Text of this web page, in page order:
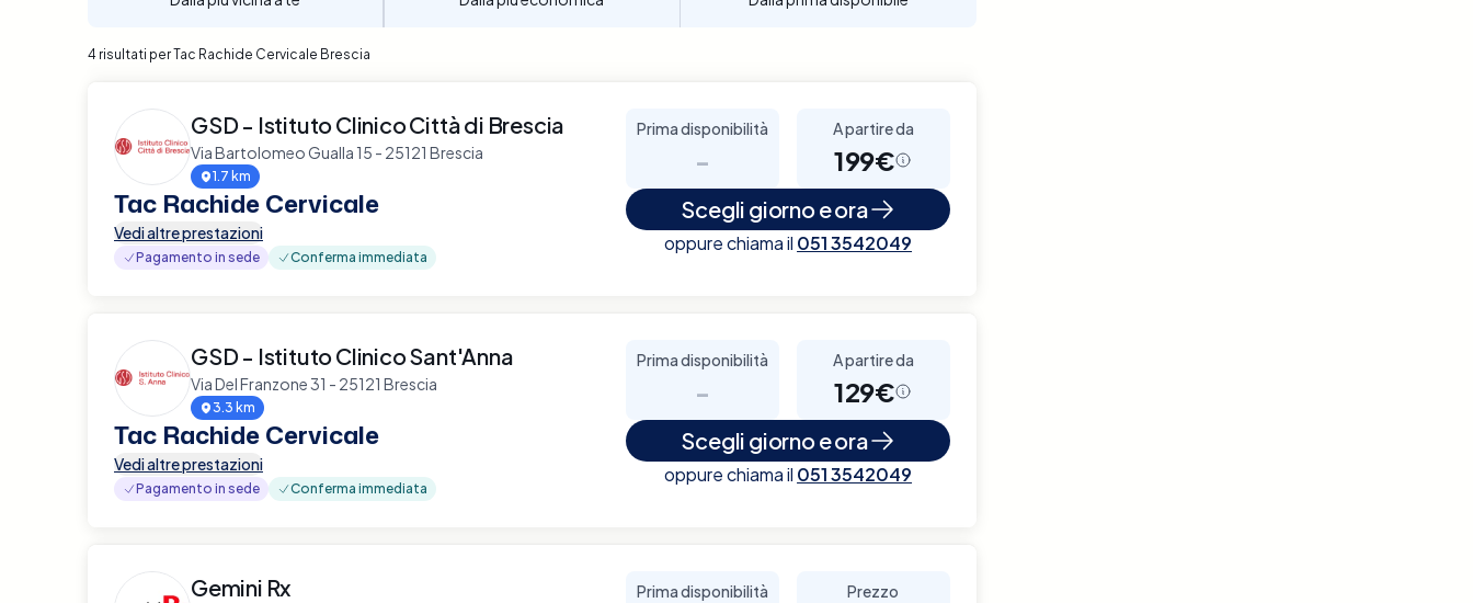
4 risultati per Tac Rachide Cervicale Brescia
GSD - Istituto Clinico Città di Brescia
Via Bartolomeo Gualla 15 - 25121 Brescia
1.7 km
Tac Rachide Cervicale
Vedi altre prestazioni
Pagamento in sede Conferma immediata
Prima disponibilità
-
A partire da
199€
Scegli giorno e ora
oppure chiama il 051 3542049
GSD - Istituto Clinico Sant'Anna
Via Del Franzone 31 - 25121 Brescia
3.3 km
Tac Rachide Cervicale
Vedi altre prestazioni
Pagamento in sede Conferma immediata
Prima disponibilità
-
A partire da
129€
Scegli giorno e ora
oppure chiama il 051 3542049
Gemini Rx Prima disponibilità Prezzo